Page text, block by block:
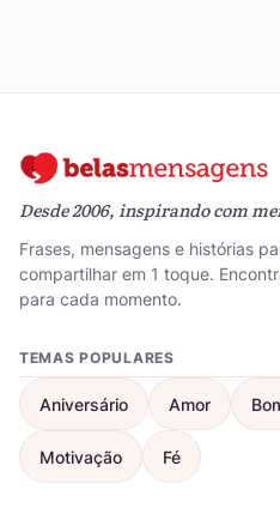
Desde 2006, inspirando com
Frases, mensagens e histórias
compartilhar em 1 toque.
para cada momento.
TEMAS POPULARES
Aniversário Amor
Motivação Fé